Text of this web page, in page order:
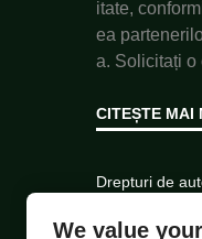
itate,
ea
a. Solicitați o
CITEȘTE MAI
Drepturi de
We value